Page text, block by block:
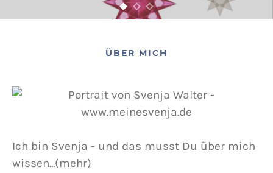
ÜBER MICH
Ich bin Svenja - und das musst Du über mich
wissen...(mehr)